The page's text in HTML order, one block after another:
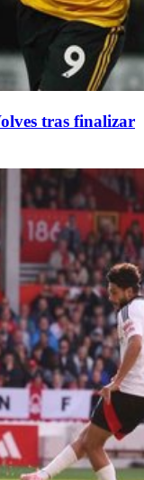
tras finalizar